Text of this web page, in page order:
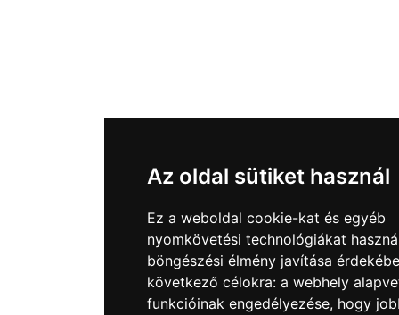
Az oldal sütiket használ
Ez a weboldal cookie-kat és egyéb
nyomkövetési technológiákat
böngészési élmény javítása
következő célokra: a webhely
funkcióinak engedélyezése, hogy